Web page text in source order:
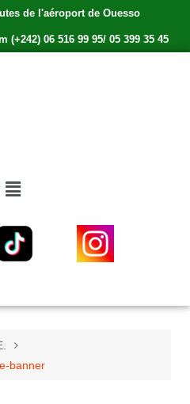
de l'aéroport de Ouesso
06 516 99 95/ 05 399 35 45
banner